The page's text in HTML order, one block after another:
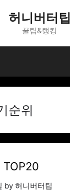
허니버터팁
꿀팁&랭킹
순위
TOP20
by 허니버터팁